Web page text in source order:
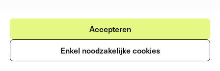
Accepteren
Enkel noodzakelijke cookies